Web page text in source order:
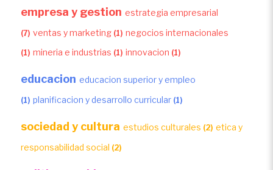
empresa y gestion estrategia empresarial
(7) ventas y marketing (1) negocios internacionales
(1) mineria e industrias (1) innovacion (1)
educacion educacion superior y empleo
(1) planificacion y desarrollo curricular (1)
sociedad y cultura estudios culturales (2) etica y
responsabilidad social (2)